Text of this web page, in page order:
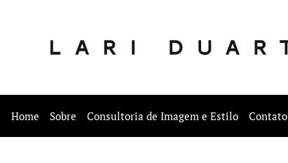
Home Sobre Consultoria de Imagem e Estilo Contato